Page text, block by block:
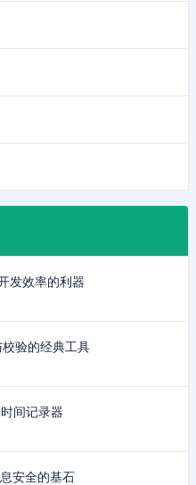
发效率的利器
验的经典工具
间记录器
安全的基石